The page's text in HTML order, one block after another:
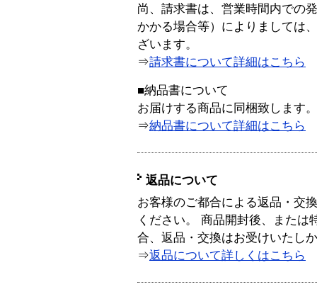
尚、請求書は、営業時間内での
かかる場合等）によりましては
ざいます。
⇒請求書について詳細はこちら
■納品書について
お届けする商品に同梱致します。
⇒納品書について詳細はこちら
返品について
お客様のご都合による返品・交
ください。 商品開封後、または
合、返品・交換はお受けいたし
⇒返品について詳しくはこちら